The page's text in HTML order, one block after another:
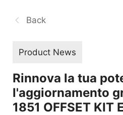
Back
Product News
Rinnova la tua
l'aggiornamento
1851 OFFSET KIT